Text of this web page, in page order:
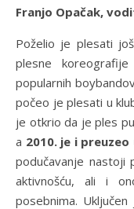
Franjo Opačak,
Poželio je plesati
plesne
popularnih
počeo je plesati u
je otkrio da je ples
a 2010. je i
podučavanje nastoji
aktivnošću, ali i
posebnima.